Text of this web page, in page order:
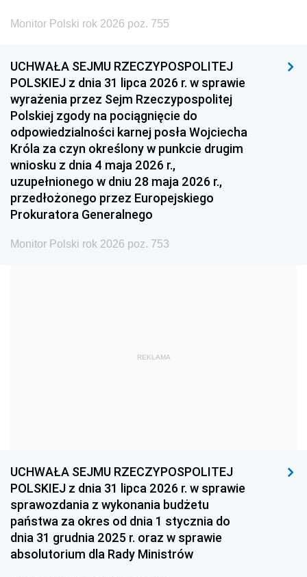
1996 1995 1994
1993 1992 1991
1990 1989
1987 1986 1985
1984 1983
1981 1980 1979
1978 1977
1975 1974
1959
1939 1938 1937
1936 1930
Monitor Polski rok 2026 poz. 755
UCHWAŁA SEJMU RZECZYPOSPOLITEJ
POLSKIEJ z dnia 31 lipca 2026 r. w sprawie
wyrażenia przez Sejm Rzeczypospolitej
Polskiej zgody na pociągnięcie do
odpowiedzialności karnej posła Wojciecha
Króla za czyn określony w punkcie drugim
wniosku z dnia 4 maja 2026 r.,
uzupełnionego w dniu 28 maja 2026 r.,
przedłożonego przez Europejskiego
Prokuratora Generalnego
Monitor Polski rok 2026 poz. 753
REKLAMA
UCHWAŁA SEJMU RZECZYPOSPOLITEJ
POLSKIEJ z dnia 31 lipca 2026 r. w sprawie
sprawozdania z wykonania budżetu
państwa za okres od dnia 1 stycznia do
dnia 31 grudnia 2025 r. oraz w sprawie
absolutorium dla Rady Ministrów